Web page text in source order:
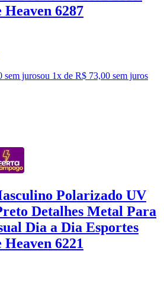
6287
sem jurosou 1x de R$ 73,00 sem juros
Polarizado UV
Detalhes Metal Para
Dia a Dia Esportes
6221